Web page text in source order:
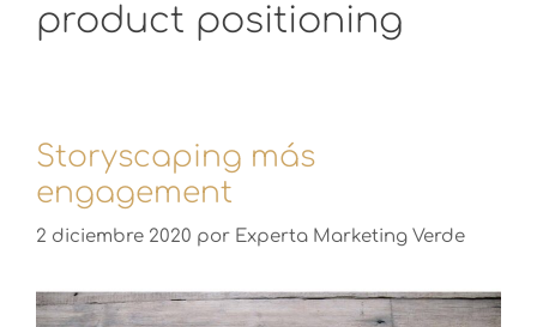
product positioning
Storyscaping más
engagement
2 diciembre 2020 por Experta Marketing Verde